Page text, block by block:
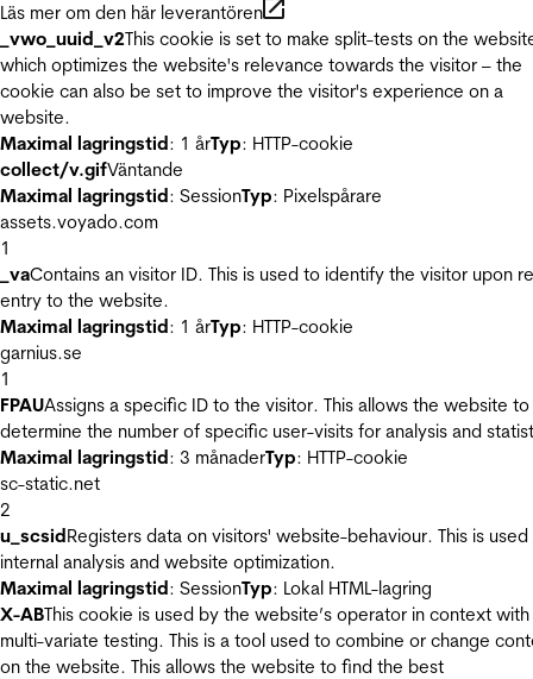
Läs mer om den här leverantören
_vwo_uuid_v2This cookie is set to make split-tests on the
which optimizes the website's relevance towards the visitor – the
cookie can also be set to improve the visitor's experience on a
website.
Maximal lagringstid: 1 årTyp: HTTP-cookie
collect/v.gifVäntande
Maximal lagringstid: SessionTyp: Pixelspårare
assets.voyado.com
1
_vaContains an visitor ID. This is used to identify the visitor upon
entry to the website.
Maximal lagringstid: 1 årTyp: HTTP-cookie
garnius.se
1
FPAUAssigns a specific ID to the visitor. This allows the website to
determine the number of specific user-visits for analysis and
Maximal lagringstid: 3 månaderTyp: HTTP-cookie
sc-static.net
2
u_scsidRegisters data on visitors' website-behaviour. This is
internal analysis and website optimization.
Maximal lagringstid: SessionTyp: Lokal HTML-lagring
X-ABThis cookie is used by the website’s operator in context with
multi-variate testing. This is a tool used to combine or change
on the website. This allows the website to find the best